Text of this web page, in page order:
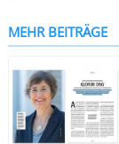
MEHR BEITRÄGE